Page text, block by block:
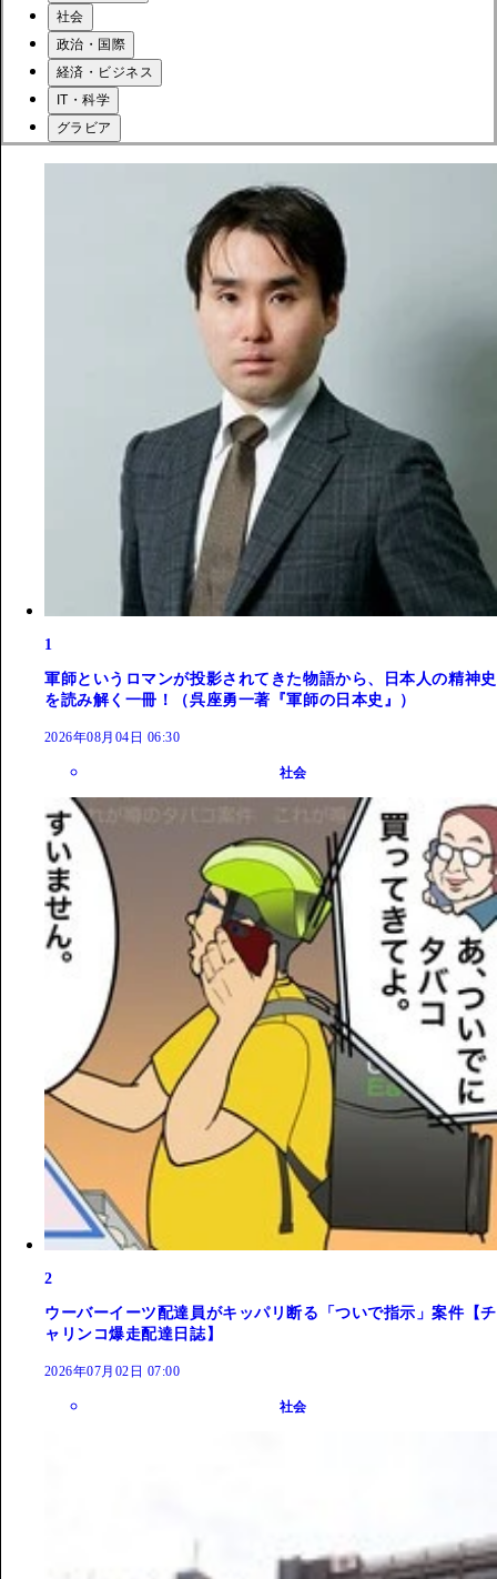
社会
政治・国際
経済・ビジネス
IT・科学
グラビア
1
軍師というロマンが投影されてきた物語から、日本人の精神史
を読み解く一冊！（呉座勇一著『軍師の日本史』）
2026年08月04日 06:30
社会
2
ウーバーイーツ配達員がキッパリ断る「ついで指示」案件【チ
ャリンコ爆走配達日誌】
2026年07月02日 07:00
社会